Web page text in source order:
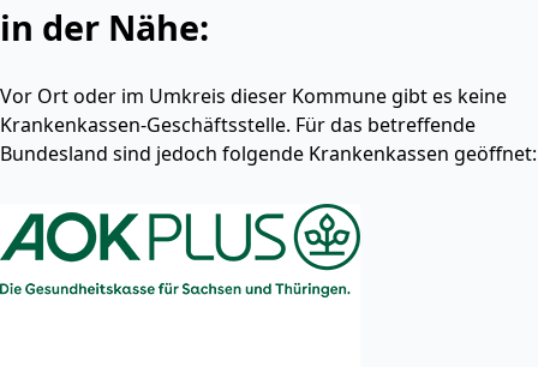
in der Nähe:
Vor Ort oder im Umkreis dieser Kommune gibt es keine
Krankenkassen-Geschäftsstelle. Für das betreffende
Bundesland sind jedoch folgende Krankenkassen geöffnet: